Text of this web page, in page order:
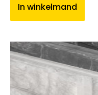
In winkelmand